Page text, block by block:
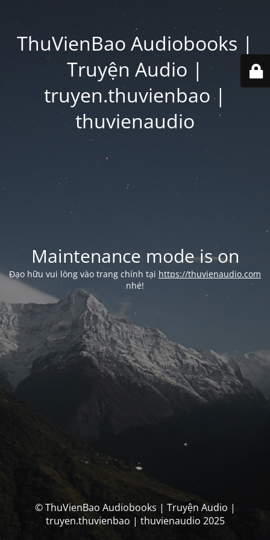
ThuVienBao Audiobooks |
Truyện Audio |
truyen.thuvienbao |
thuvienaudio
Maintenance mode is on
Đạo hữu vui lòng vào trang chính tại https://thuvienaudio.com
nhé!
© ThuVienBao Audiobooks | Truyện Audio |
truyen.thuvienbao | thuvienaudio 2025